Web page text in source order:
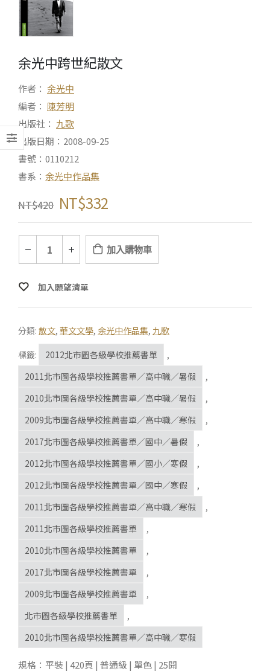
余光中跨世紀散文
作者： 余光中
編者： 陳芳明
出版社： 九歌
出版日期：2008-09-25
書號：0110212
書系： 余光中作品集
NT$420 NT$332
加入購物車
加入願望清單
分類: 散文, 華文文學, 余光中作品集, 九歌
標籤:
2012北市圖各級學校推薦書單
,
2011北市圖各級學校推薦書單／高中職／暑假
,
2010北市圖各級學校推薦書單／高中職／暑假
,
2009北市圖各級學校推薦書單／高中職／寒假
,
2017北市圖各級學校推薦書單／國中／暑假
,
2012北市圖各級學校推薦書單／國小／寒假
,
2012北市圖各級學校推薦書單／國中／寒假
,
2011北市圖各級學校推薦書單／高中職／寒假
,
2011北市圖各級學校推薦書單
,
2010北市圖各級學校推薦書單
,
2017北市圖各級學校推薦書單
,
2009北市圖各級學校推薦書單
,
北市圖各級學校推薦書單
,
2010北市圖各級學校推薦書單／高中職／寒假
規格：平裝 | 420頁 | 普通級 | 單色 | 25開